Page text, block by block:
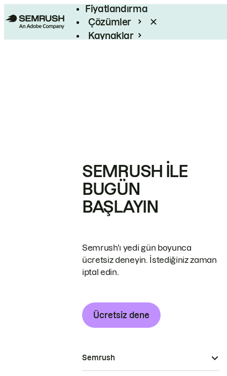
Fiyatlandırma
Çözümler
Kaynaklar
SEMRUSH ILE
BUGÜN
BAŞLAYIN
Semrush'ı yedi gün boyunca
ücretsiz deneyin. İstediğiniz zaman
iptal edin.
Ücretsiz dene
Semrush